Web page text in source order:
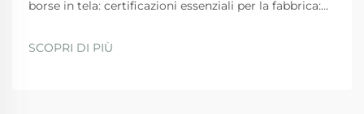
borse in tela: certificazioni essenziali per la fabbrica:
effettivamente garantiscono. Quando si valutano i
fornitori, le aziende dovrebbero privilegiare quelli
SCOPRI DI PIÙ